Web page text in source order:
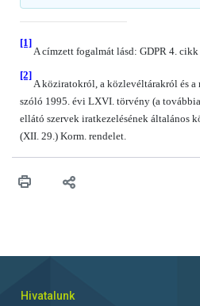
[1]
A címzett fogalmát lásd: GDPR 4. cikk
[2]
A köziratokról, a közlevéltárakról és
szóló 1995. évi LXVI. törvény (a
ellátó szervek iratkezelésének általános
(XII. 29.) Korm. rendelet.
Hivatalunk